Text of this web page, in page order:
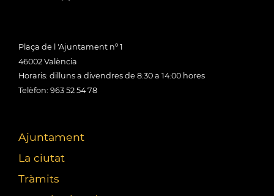
Plaça de l 'Ajuntament nº 1
46002 València
Horaris: dilluns a divendres de 8:30 a 14:00 hores
Telèfon: 963 52 54 78
Ajuntament
La ciutat
Tràmits